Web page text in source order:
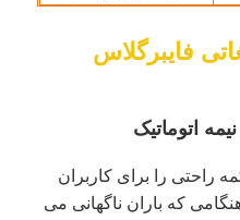
فایبرگلاس
راحتی را برای کاربران
که باران ناگهانی می